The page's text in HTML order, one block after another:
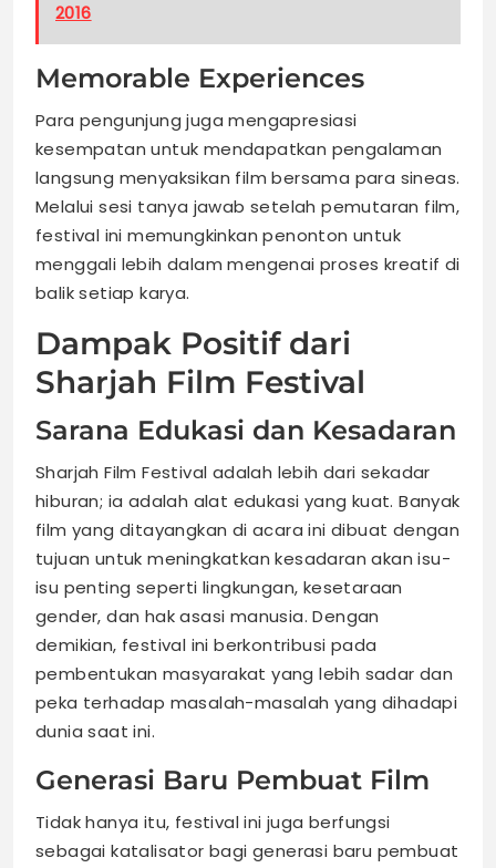
2016
Memorable Experiences
Para pengunjung juga mengapresiasi
kesempatan untuk mendapatkan pengalaman
langsung menyaksikan film bersama para sineas.
Melalui sesi tanya jawab setelah pemutaran film,
festival ini memungkinkan penonton untuk
menggali lebih dalam mengenai proses kreatif di
balik setiap karya.
Dampak Positif dari
Sharjah Film Festival
Sarana Edukasi dan Kesadaran
Sharjah Film Festival adalah lebih dari sekadar
hiburan; ia adalah alat edukasi yang kuat. Banyak
film yang ditayangkan di acara ini dibuat dengan
tujuan untuk meningkatkan kesadaran akan isu-
isu penting seperti lingkungan, kesetaraan
gender, dan hak asasi manusia. Dengan
demikian, festival ini berkontribusi pada
pembentukan masyarakat yang lebih sadar dan
peka terhadap masalah-masalah yang dihadapi
dunia saat ini.
Generasi Baru Pembuat Film
Tidak hanya itu, festival ini juga berfungsi
sebagai katalisator bagi generasi baru pembuat